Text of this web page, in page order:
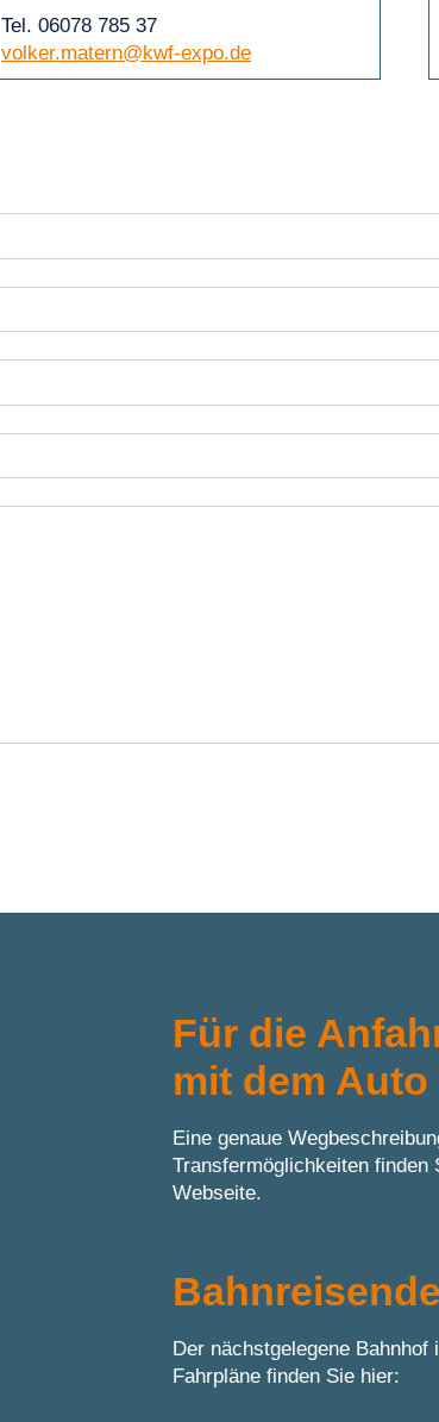
Tel. 06078 785 37
volker.matern@kwf-expo.de
Für die
mit dem Auto
Eine genaue
Transfermöglichkeiten
Webseite.
Bahnreisende
Der nächstgelegene
Fahrpläne finden Sie hier: